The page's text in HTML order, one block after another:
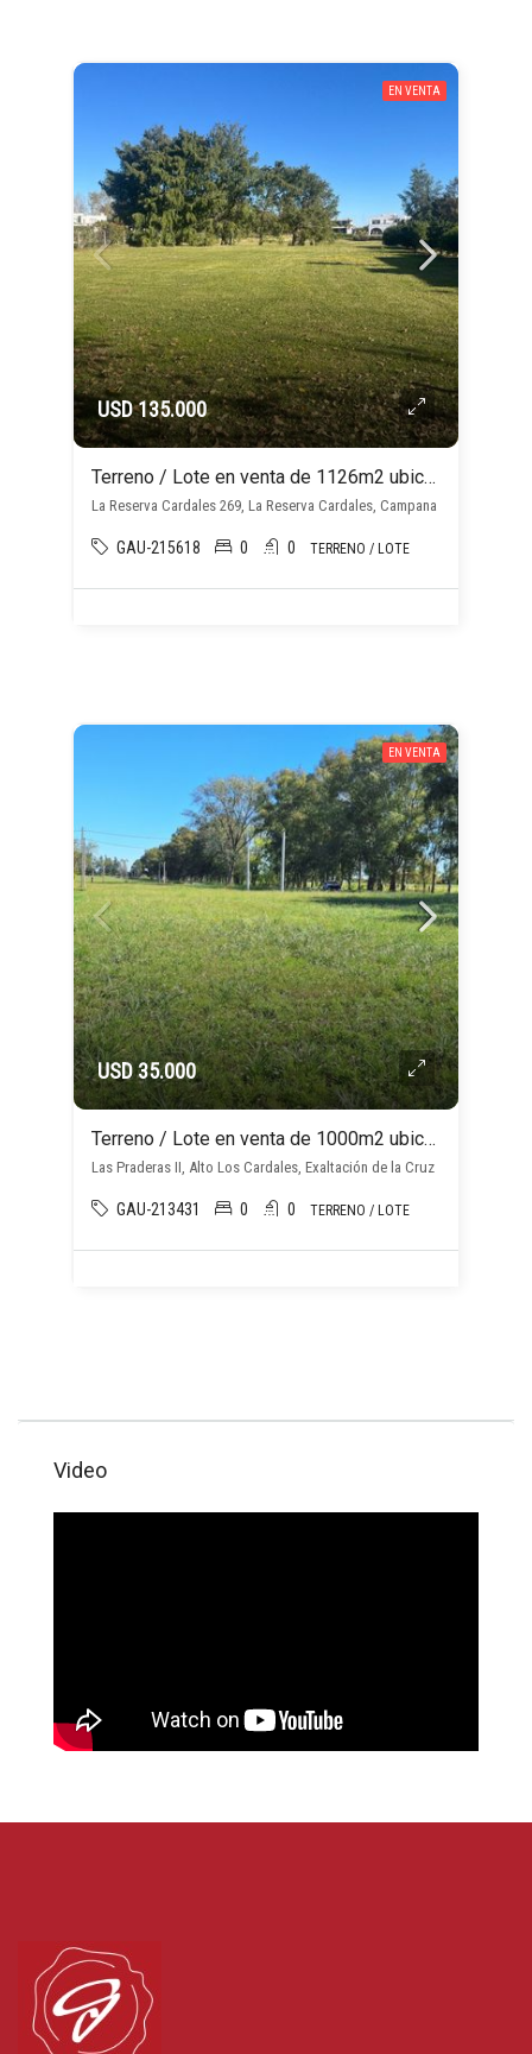
EN VENTA
USD 135.000
Terreno / Lote en venta de 1126m2 ubicado en La Reserva Cardales
La Reserva Cardales 269, La Reserva Cardales, Campana
GAU-215618 0 0 TERRENO / LOTE
EN VENTA
USD 35.000
Terreno / Lote en venta de 1000m2 ubicado en Alto los Cardales
Las Praderas II, Alto Los Cardales, Exaltación de la Cruz
GAU-213431 0 0 TERRENO / LOTE
Video